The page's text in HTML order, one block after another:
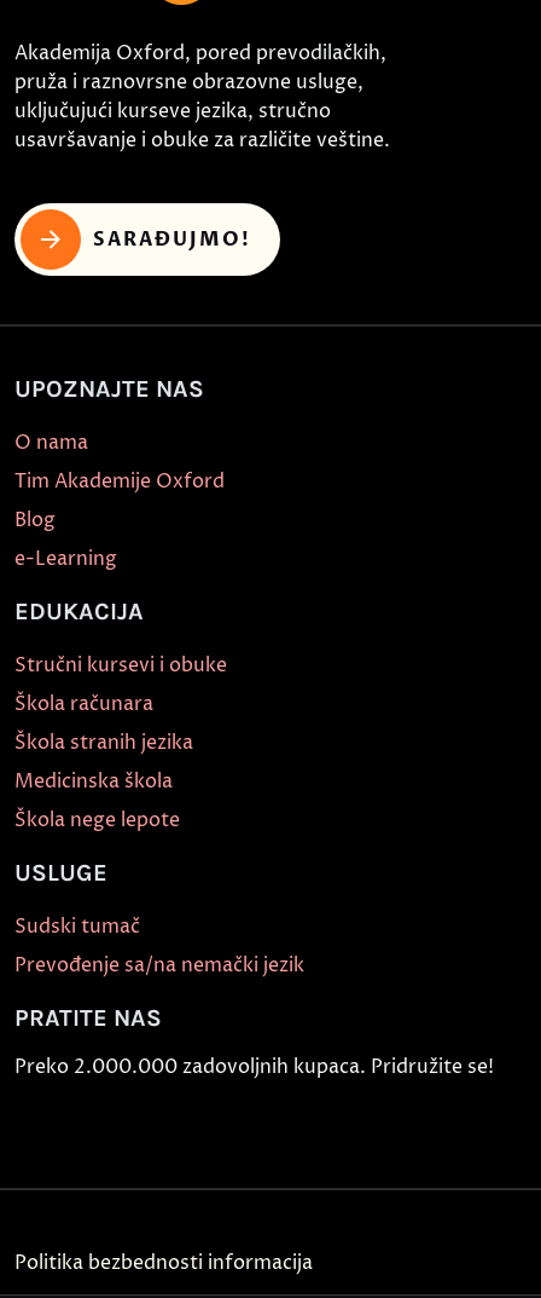
Akademija Oxford, pored prevodilačkih,
pruža i raznovrsne obrazovne usluge,
uključujući kurseve jezika, stručno
usavršavanje i obuke za različite veštine.
SARAĐUJMO!
UPOZNAJTE NAS
O nama
Tim Akademije Oxford
Blog
e-Learning
EDUKACIJA
Stručni kursevi i obuke
Škola računara
Škola stranih jezika
Medicinska škola
Škola nege lepote
USLUGE
Sudski tumač
Prevođenje sa/na nemački jezik
PRATITE NAS
Preko 2.000.000 zadovoljnih kupaca. Pridružite se!
Politika bezbednosti informacija